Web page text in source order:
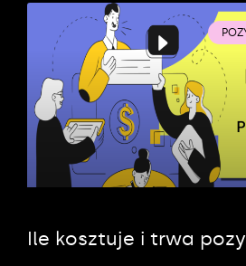
Ile kosztuje i trwa